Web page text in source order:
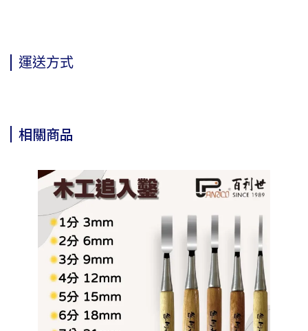
運送方式
相關商品